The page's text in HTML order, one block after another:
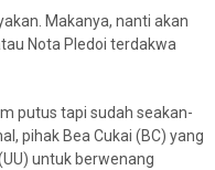
Makanya, nanti akan
Nota Pledoi terdakwa
putus tapi sudah seakan-
pihak Bea Cukai (BC) yang
untuk berwenang